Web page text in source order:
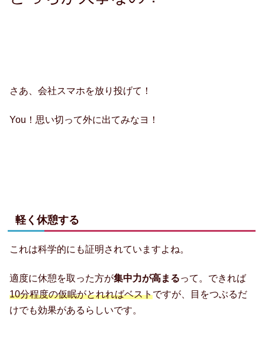
さあ、会社スマホを放り投げて！
You！思い切って外に出てみなヨ！
軽く休憩する
これは科学的にも証明されていますよね。
適度に休憩を取った方が集中力が高まるって。できれば
10分程度の仮眠がとれればベストですが、目をつぶるだ
けでも効果があるらしいです。